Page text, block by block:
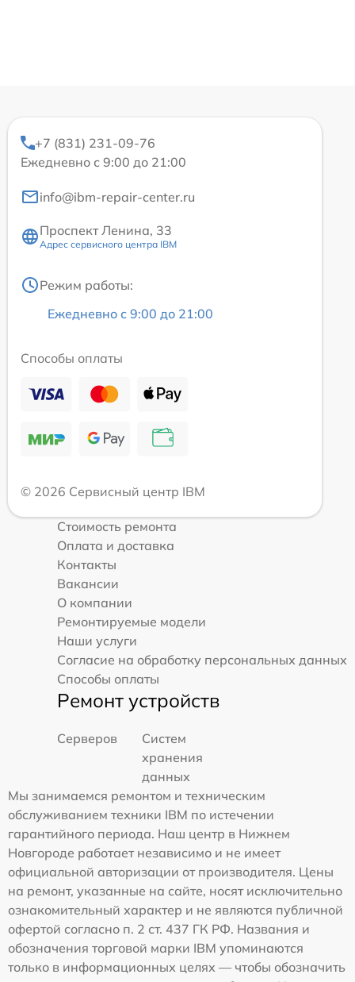
+7 (831) 231-09-76
Ежедневно с 9:00 до 21:00
info@ibm-repair-center.ru
Проспект Ленина, 33
Адрес сервисного центра IBM
Режим работы:
Ежедневно с 9:00 до 21:00
Способы оплаты
© 2026 Сервисный центр IBM
Стоимость ремонта
Оплата и доставка
Контакты
Вакансии
О компании
Ремонтируемые модели
Наши услуги
Согласие на обработку персональных данных
Способы оплаты
Ремонт устройств
Серверов
Систем
хранения
данных
Мы занимаемся ремонтом и техническим
обслуживанием техники IBM по истечении
гарантийного периода. Наш центр в Нижнем
Новгороде работает независимо и не имеет
официальной авторизации от производителя. Цены
на ремонт, указанные на сайте, носят исключительно
ознакомительный характер и не являются публичной
офертой согласно п. 2 ст. 437 ГК РФ. Названия и
обозначения торговой марки IBM упоминаются
только в информационных целях — чтобы обозначить